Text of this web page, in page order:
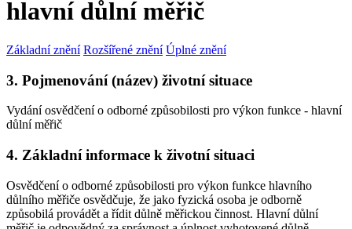
hlavní důlní měřič
Základní znění Rozšířené znění Úplné znění
3. Pojmenování (název) životní situace
Vydání osvědčení o odborné způsobilosti pro výkon funkce - hlavní
důlní měřič
4. Základní informace k životní situaci
Osvědčení o odborné způsobilosti pro výkon funkce hlavního
důlního měřiče osvědčuje, že jako fyzická osoba je odborně
způsobilá provádět a řídit důlně měřickou činnost. Hlavní důlní